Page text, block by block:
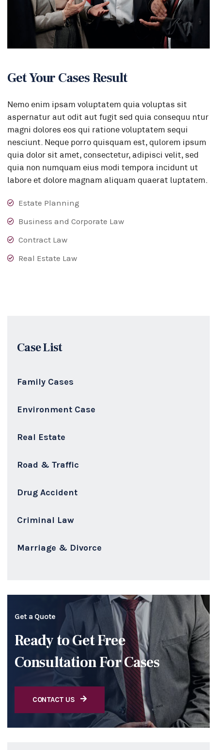
Get Your Cases Result
Nemo enim ipsam voluptatem quia voluptas sit
aspernatur aut odit aut fugit sed quia consequu ntur
magni dolores eos qui ratione voluptatem sequi
nesciunt. Neque porro quisquam est, qulorem ipsum
quia dolor sit amet, consectetur, adipisci velit, sed
quia non numquam eius modi tempora incidunt ut
labore et dolore magnam aliquam quaerat luptatem.
Estate Planning
Business and Corporate Law
Contract Law
Real Estate Law
Case List
Family Cases
Environment Case
Real Estate
Road & Traffic
Drug Accident
Criminal Law
Marriage & Divorce
Get a Quote
Ready to Get Free
Consultation For Cases
CONTACT US